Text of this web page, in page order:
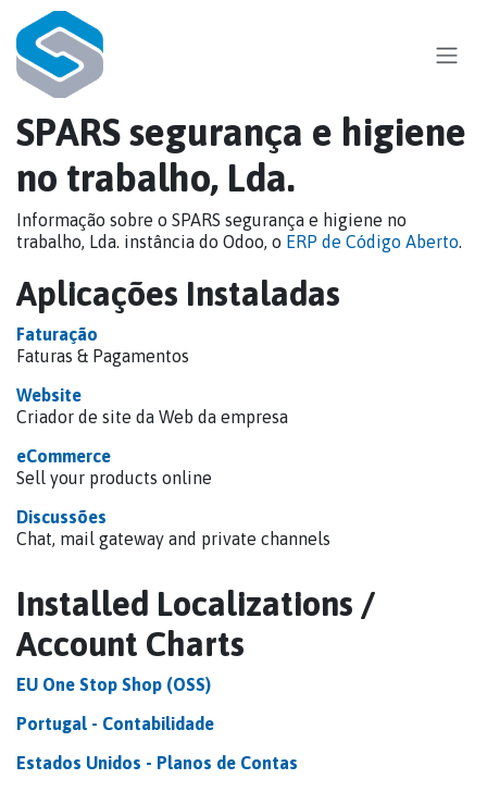
Skip to Content
SPARS segurança e higiene
no trabalho, Lda.
Informação sobre o SPARS segurança e higiene no
trabalho, Lda. instância do Odoo, o ERP de Código Aberto.
Aplicações Instaladas
Faturação
Faturas & Pagamentos
Website
Criador de site da Web da empresa
eCommerce
Sell your products online
Discussões
Chat, mail gateway and private channels
Installed Localizations /
Account Charts
EU One Stop Shop (OSS)
Portugal - Contabilidade
Estados Unidos - Planos de Contas